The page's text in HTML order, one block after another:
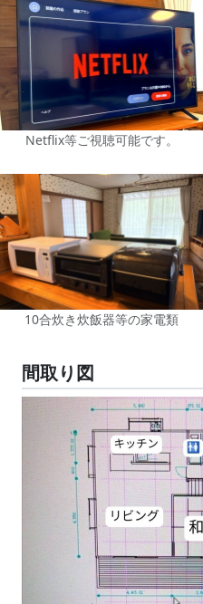
Netflix等ご視聴可能です。
10合炊き炊飯器等の家電類
間取り図